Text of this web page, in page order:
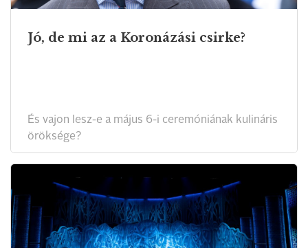
Jó, de mi az a Koronázási csirke?
És vajon lesz-e a május 6-i ceremóniának kulináris
öröksége?